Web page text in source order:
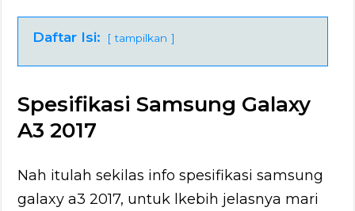
Daftar Isi: tampilkan
Spesifikasi Samsung Galaxy
A3 2017
Nah itulah sekilas info spesifikasi samsung
galaxy a3 2017, untuk lkebih jelasnya mari